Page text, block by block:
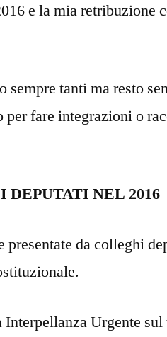
e la mia retribuzione
tanti ma resto
fare integrazioni o
NEL 2016
da colleghi
Urgente sul